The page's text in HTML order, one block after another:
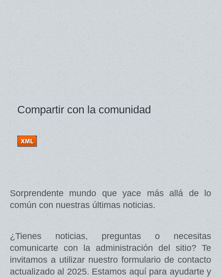
Compartir con la comunidad
Sorprendente mundo que yace más allá de lo
común con nuestras últimas noticias.
¿Tienes noticias, preguntas o necesitas
comunicarte con la administración del sitio? Te
invitamos a utilizar nuestro formulario de contacto
actualizado al 2025. Estamos aquí para ayudarte y